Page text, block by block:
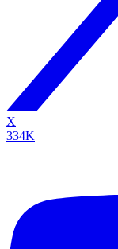
X
334K